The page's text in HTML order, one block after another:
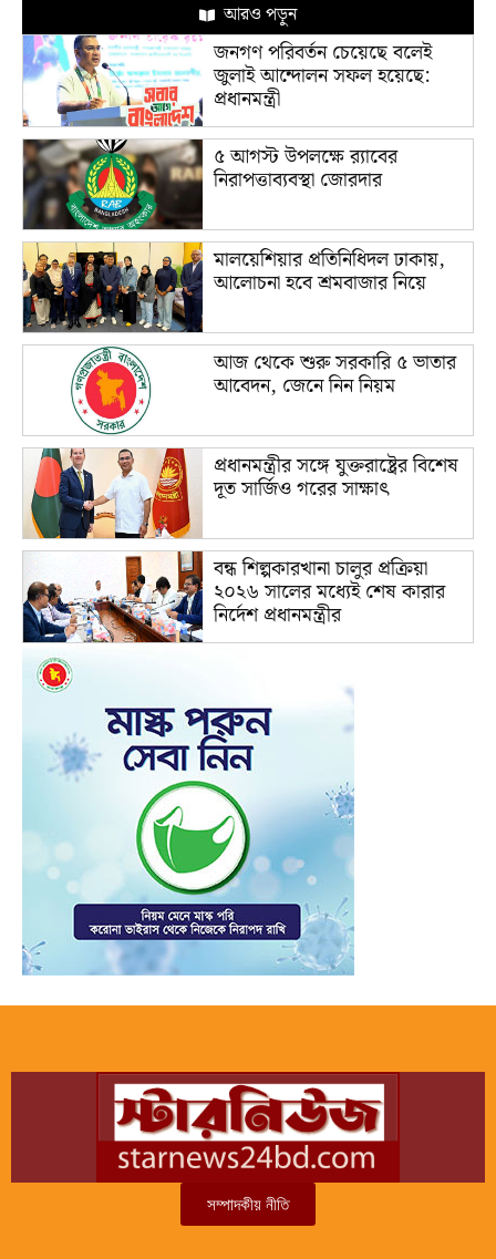
আরও পড়ুন
জনগণ পরিবর্তন চেয়েছে বলেই
জুলাই আন্দোলন সফল হয়েছে:
প্রধানমন্ত্রী
৫ আগস্ট উপলক্ষে র‌্যাবের
নিরাপত্তাব্যবস্থা জোরদার
মালয়েশিয়ার প্রতিনিধিদল ঢাকায়,
আলোচনা হবে শ্রমবাজার নিয়ে
আজ থেকে শুরু সরকারি ৫ ভাতার
আবেদন, জেনে নিন নিয়ম
প্রধানমন্ত্রীর সঙ্গে যুক্তরাষ্ট্রের বিশেষ
দূত সার্জিও গরের সাক্ষাৎ
বন্ধ শিল্পকারখানা চালুর প্রক্রিয়া
২০২৬ সালের মধ্যেই শেষ কারার
নির্দেশ প্রধানমন্ত্রীর
সম্পাদকীয় নীতি